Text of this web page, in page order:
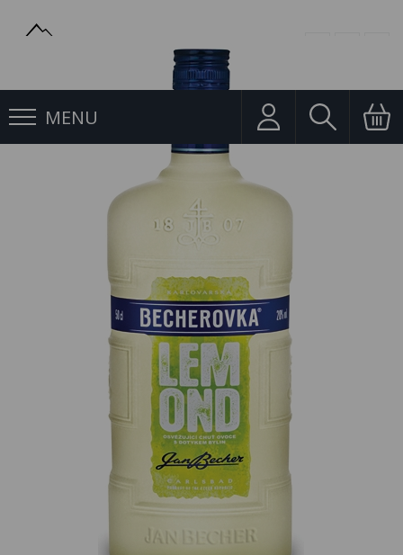
MENU
Becherovka Lemond 0,5l 20%
Becherovka Lemond 0,5l 20%
Přidat do oblíbených produktů
Foto produktu se může od skutečnosti mírně lišit.
Kód produktu:
44045100